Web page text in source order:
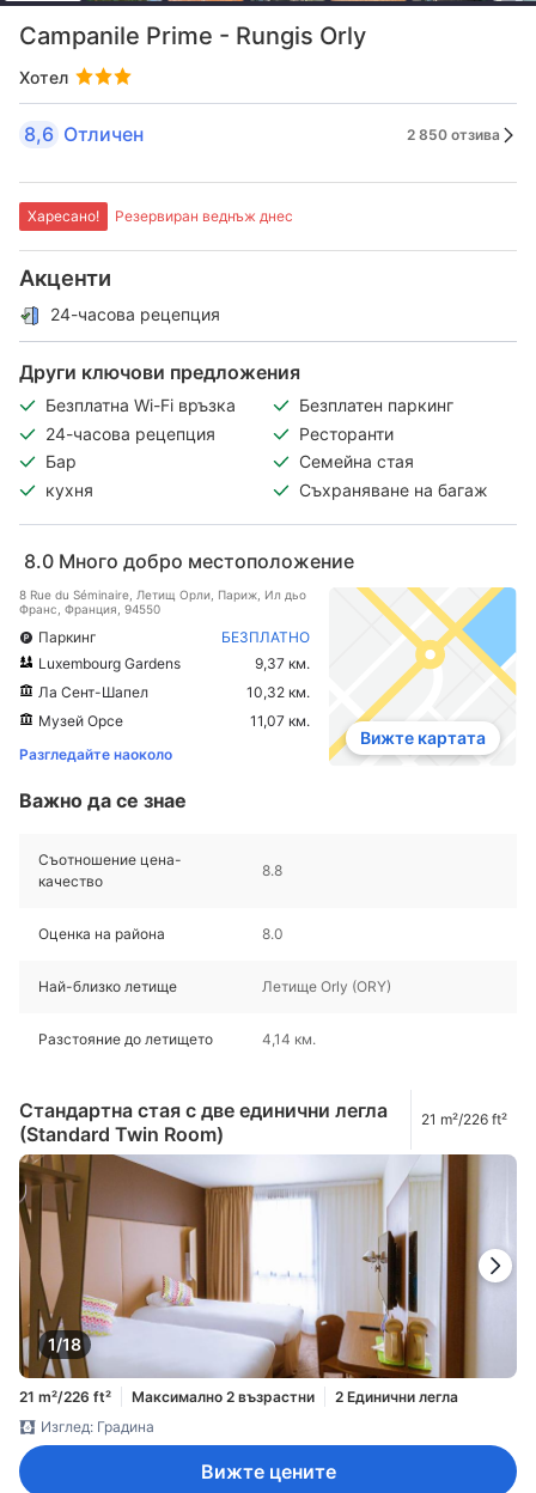
Campanile Prime - Rungis Orly
Хотел
8,6 Отличен 2 850 отзива
Харесано! Резервиран веднъж днес
Акценти
24-часова рецепция
Други ключови предложения
Безплатна Wi-Fi връзка
Безплатен паркинг
24-часова рецепция
Ресторанти
Бар
Семейна стая
кухня
Съхраняване на багаж
8.0 Много добро местоположение
8 Rue du Séminaire, Летищ Орли, Париж, Ил дьо
Франс, Франция, 94550
Паркинг
БЕЗПЛАТНО
Luxembourg Gardens
9,37 км.
Ла Сент-Шапел
10,32 км.
Музей Орсе
11,07 км.
Разгледайте наоколо
Вижте картата
Важно да се знае
Съотношение цена-
качество
8.8
Оценка на района 8.0
Най-близко летище Летище Orly (ORY)
Разстояние до летището 4,14 км.
Стандартна стая с две единични легла
(Standard Twin Room)
21 m²/226 ft²
1/18
21 m²/226 ft² Максимално 2 възрастни
2 Единични легла
Изглед: Градина
Вижте цените